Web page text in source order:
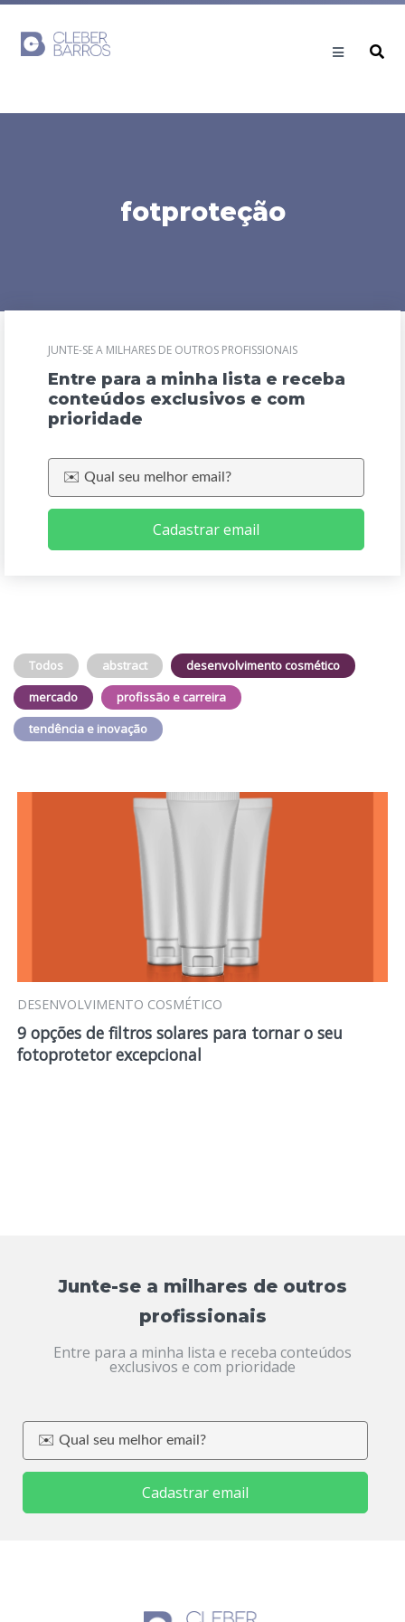
fotproteção
JUNTE-SE A MILHARES DE OUTROS PROFISSIONAIS
Entre para a minha lista e receba
conteúdos exclusivos e com
prioridade
Cadastrar email
Todos abstract
desenvolvimento cosmético
mercado
profissão e carreira
tendência e inovação
DESENVOLVIMENTO COSMÉTICO
9 opções de filtros solares para tornar o seu
fotoprotetor excepcional
Junte-se a milhares de outros
profissionais
Entre para a minha lista e receba conteúdos
exclusivos e com prioridade
Cadastrar email